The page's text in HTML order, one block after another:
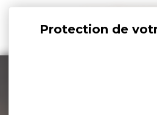
Panneau de gestion des cookies